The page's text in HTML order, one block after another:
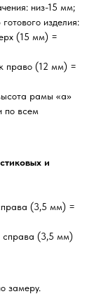
низ-15 мм;
изделия:
(15 мм) =
право (12 мм) =
рамы «а»
по всем
и
(3,5 мм) =
(3,5 мм)
замеру.